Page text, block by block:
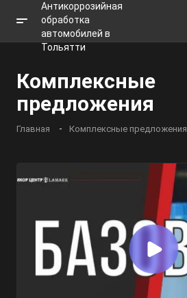
Комплексные
предложения
Главная Комплексные предложения
Телефоны
Заказать звонок